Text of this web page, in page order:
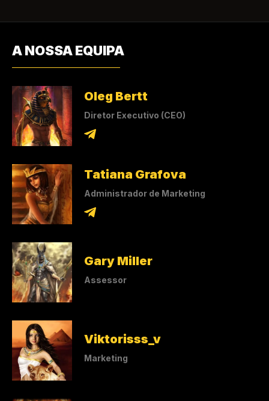
A NOSSA EQUIPA
Oleg Bertt
Diretor Executivo (CEO)
Tatiana Grafova
Administrador de Marketing
Gary Miller
Assessor
Viktorisss_v
Marketing